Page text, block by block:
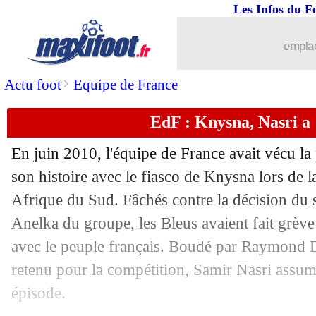
Actu foot> Equipe de France
Les Infos du
EdF : Knysna, Nasri
En juin 2010, l'équipe de France avait vécu
son histoire avec le fiasco de Knysna lors de
Afrique du Sud. Fâchés contre la décision
Anelka du groupe, les Bleus avaient fait
avec le peuple français. Boudé par Raymond
retenu pour la compétition, Samir Nasri
épisode.
: Slot, Ten Hag calme
28/05 Cameroun: ça a chauffé entre Eto'o
28/05 Leicester: Lyon vise le joli coup
: Fort prolongé jusqu'en 2026
28/05 Lorient: quatre joueurs ciblés par
28/05 Barça: le joli geste de Xavi pour son
28/05 PSG: Safonov est à Paris !
28/05 PSG : la Sociedad veut accélérer